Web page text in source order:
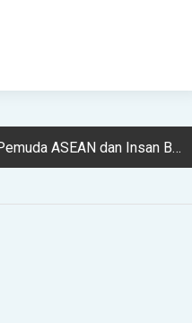
Bumi Mandiri Dukung Nelayan dan Perempuan di Desa Pesisir NTT